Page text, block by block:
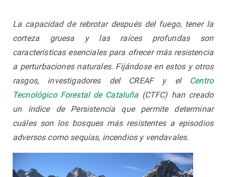
La capacidad de rebrotar después del fuego, tener la
corteza gruesa y las raíces profundas son
características esenciales para ofrecer más resistencia
a perturbaciones naturales. Fijándose en estos y otros
rasgos, investigadores del CREAF y el
Centro
Tecnológico Forestal de Cataluña (CTFC) han creado
un índice de Persistencia que permite determinar
cuáles son los bosques más resistentes a episodios
adversos como sequías, incendios y vendavales.